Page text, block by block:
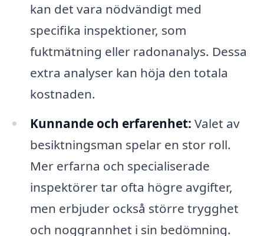
kan det vara nödvändigt med
specifika inspektioner, som
fuktmätning eller radonanalys. Dessa
extra analyser kan höja den totala
kostnaden.
Kunnande och erfarenhet: Valet av
besiktningsman spelar en stor roll.
Mer erfarna och specialiserade
inspektörer tar ofta högre avgifter,
men erbjuder också större trygghet
och noggrannhet i sin bedömning.